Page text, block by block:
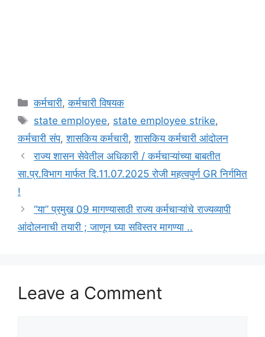
Categories
कर्मचारी,कर्मचारी विषयक
Tags
state employee, state employee strike,
कर्मचारी संप,शासकिय कर्मचारी,शासकिय कर्मचारी आंदोलन
राज्य शासन सेवेतील अधिकारी / कर्मचाऱ्यांच्या बाबतीत
सा.प्र.विभाग मार्फत दि.11.07.2025 रोजी महत्वपुर्ण GR निर्गमित
!
“या” प्रमुख 09 मागण्यासाठी राज्य कर्मचाऱ्यांचे राज्यव्यापी
आंदोलनाची तयारी ; जाणून घ्या सविस्तर मागण्या ..
Leave a Comment